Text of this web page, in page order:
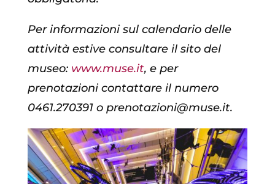
Per informazioni sul calendario delle
attività estive consultare il sito del
museo: www.muse.it, e per
prenotazioni contattare il numero
0461.270391 o prenotazioni@muse.it.